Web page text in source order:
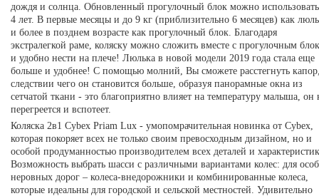
дождя и солнца. Обновленный прогулочный блок можно
4 лет. В первые месяцы и до 9 кг (приблизительно 6 месяцев) как
и более в позднем возрасте как прогулочный блок. Благодаря
экстралегкой раме, коляску можно сложить вместе с прогулочным
и удобно нести на плече! Люлька в новой модели 2019 года стала еще
больше и удобнее! С помощью молний, Вы сможете расстегнуть
следствии чего он становится больше, образуя панорамные окна из
сетчатой ткани - это благоприятно влияет на температуру малыша, он
перегреется и вспотеет.
Коляска 2в1 Cybex Priam Lux - умопомрачительная новинка от Cybex,
которая покоряет всех не только своим превосходным дизайном, но и
особой продуманностью производителем всех деталей и
Возможность выбрать шасси с различными вариантами колес: для
неровных дорог – колеса-внедорожники и комбинированные колеса,
которые идеальны для городской и сельской местностей. Удивительно